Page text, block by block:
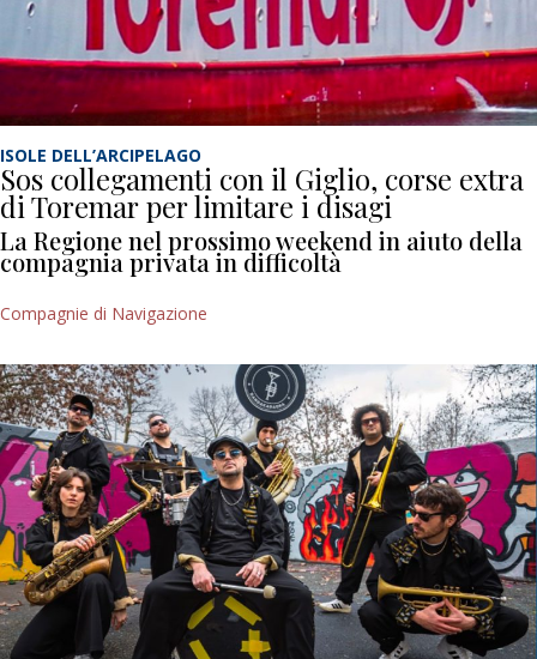
ISOLE DELL’ARCIPELAGO
Sos collegamenti con il Giglio, corse extra
di Toremar per limitare i disagi
La Regione nel prossimo weekend in aiuto della
compagnia privata in difficoltà
Compagnie di Navigazione